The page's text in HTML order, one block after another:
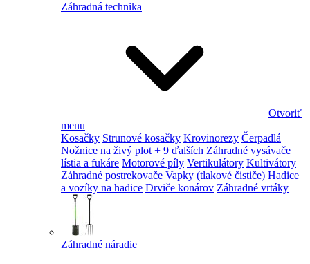
Záhradná technika
Otvoriť
menu
Kosačky Strunové kosačky Krovinorezy Čerpadlá
Nožnice na živý plot + 9 ďalších Záhradné vysávače
lístia a fukáre Motorové píly Vertikulátory Kultivátory
Záhradné postrekovače Vapky (tlakové čističe) Hadice
a vozíky na hadice Drviče konárov Záhradné vrtáky
Záhradné náradie